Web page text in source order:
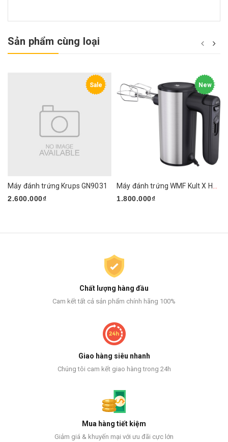
Sản phẩm cùng loại
Sale
Máy đánh trứng Krups GN9031
2.600.000₫
New
1.800.000₫
Chất lượng hàng đầu
Cam kết tất cả sản phẩm chính hãng 100%
Giao hàng siêu nhanh
Chúng tôi cam kết giao hàng trong 24h
Mua hàng tiết kiệm
Giảm giá & khuyến mại với ưu đãi cực lớn